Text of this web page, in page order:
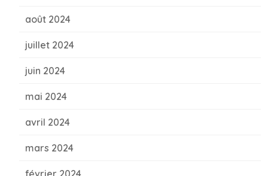
août 2024
juillet 2024
juin 2024
mai 2024
avril 2024
mars 2024
février 2024